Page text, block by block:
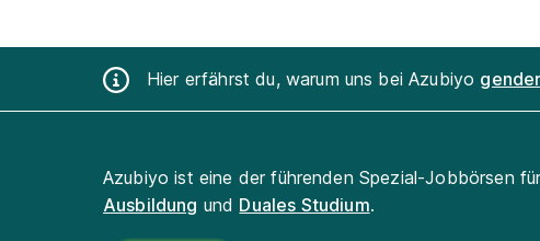
Hier erfährst du, warum uns bei Azubiyo
Azubiyo ist eine der führenden Spezial-Jobbörsen
Ausbildung und Duales Studium.